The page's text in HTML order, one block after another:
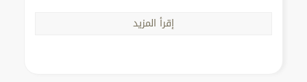
إقرأ المزيد